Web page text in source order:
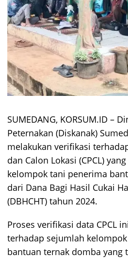
SUMEDANG, KORSUM.ID –
Peternakan (Diskanak)
melakukan verifikasi
dan Calon Lokasi (CPCL)
kelompok tani penerima
dari Dana Bagi Hasil Cukai
(DBHCHT) tahun 2024.
Proses verifikasi data CPCL
terhadap sejumlah
bantuan ternak domba yang